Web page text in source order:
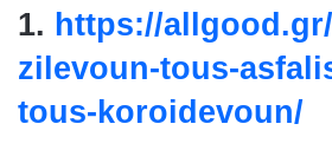
1. https://
zilevoun-tous-
tous-koroidevoun/